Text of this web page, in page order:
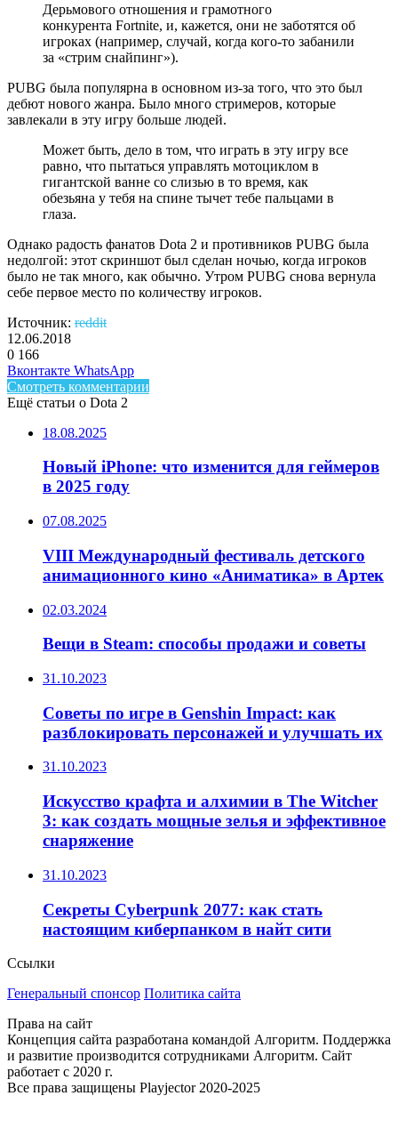
Дерьмового отношения и грамотного
конкурента Fortnite, и, кажется, они не заботятся об
игроках (например, случай, когда кого-то забанили
за «стрим снайпинг»).
PUBG была популярна в основном из-за того, что это был
дебют нового жанра. Было много стримеров, которые
завлекали в эту игру больше людей.
Может быть, дело в том, что играть в эту игру все
равно, что пытаться управлять мотоциклом в
гигантской ванне со слизью в то время, как
обезьяна у тебя на спине тычет тебе пальцами в
глаза.
Однако радость фанатов Dota 2 и противников PUBG была
недолгой: этот скриншот был сделан ночью, когда игроков
было не так много, как обычно. Утром PUBG снова вернула
себе первое место по количеству игроков.
Источник: reddit
12.06.2018
0 166
Facebook
Twitter
LinkedIn
Вконтакте WhatsAppTelegram
Смотреть комментарии
Ещё статьи о Dota 2
18.08.2025
Новый iPhone: что изменится для геймеров
в 2025 году
07.08.2025
VIII Международный фестиваль детского
анимационного кино «Аниматика» в Артек
02.03.2024
Вещи в Steam: способы продажи и советы
31.10.2023
Советы по игре в Genshin Impact: как
разблокировать персонажей и улучшать их
31.10.2023
Искусство крафта и алхимии в The Witcher
3: как создать мощные зелья и эффективное
снаряжение
31.10.2023
Секреты Cyberpunk 2077: как стать
настоящим киберпанком в найт сити
Ссылки
Генеральный спонсор Политика сайта
Права на сайт
Концепция сайта разработана командой Алгоритм. Поддержка
и развитие производится сотрудниками Алгоритм. Сайт
работает с 2020 г.
Все права защищены Playjector 2020-2025